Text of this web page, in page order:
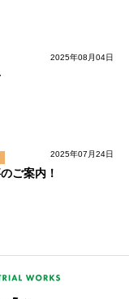
2025年08月04日
2025年07月24日
ご案内！